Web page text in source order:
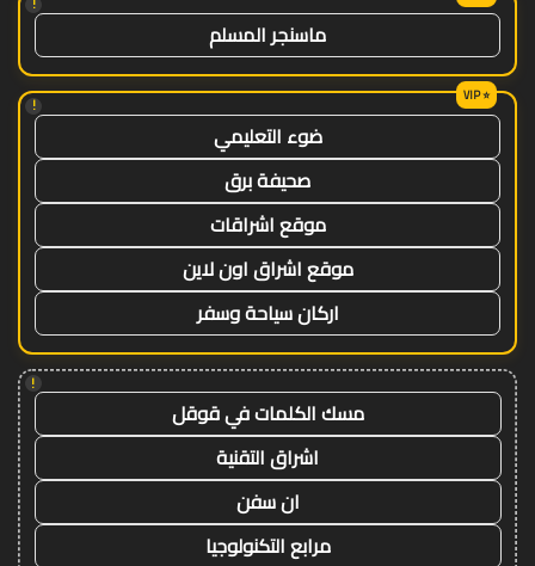
ماسنجر المسلم
!
ضوء التعليمي
صحيفة برق
موقع اشراقات
موقع اشراق اون لاين
اركان سياحة وسفر
!
مسك الكلمات في قوقل
اشراق التقنية
ان سفن
مرابع التكنولوجيا